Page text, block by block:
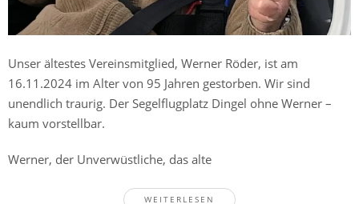
Unser ältestes Vereinsmitglied, Werner Röder, ist am
16.11.2024 im Alter von 95 Jahren gestorben. Wir sind
unendlich traurig. Der Segelflugplatz Dingel ohne Werner –
kaum vorstellbar.
Werner, der Unverwüstliche, das alte
WEITERLESEN